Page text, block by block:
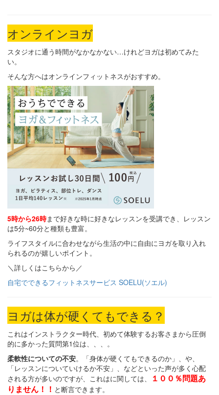
オンラインヨガ
スタジオに通う時間がなかなかない…けれどヨガは初めてみた
い。
そんな方へはオンラインフィットネスがおすすめ。
5時から26時まで好きな時に好きなレッスンを受講でき、レッスン
は5分~60分と種類も豊富。
ライフスタイルに合わせながら生活の中に自由にヨガを取り入れ
られるのが嬉しいポイント。
＼詳しくはこちらから／
自宅でできるフィットネスサービス SOELU(ソエル)
ヨガは体が硬くてもできる？
これはインストラクター時代、初めて体験するお客さまから圧倒
的に多かった質問第1位は、、、。
柔軟性についての不安。「身体が硬くてもできるのか」、や、
「レッスンについていけるか不安」、などといった声が多く心配
される方が多いのですが、これはに関しては、
１００％問題あ
りません！！ と断言できます。